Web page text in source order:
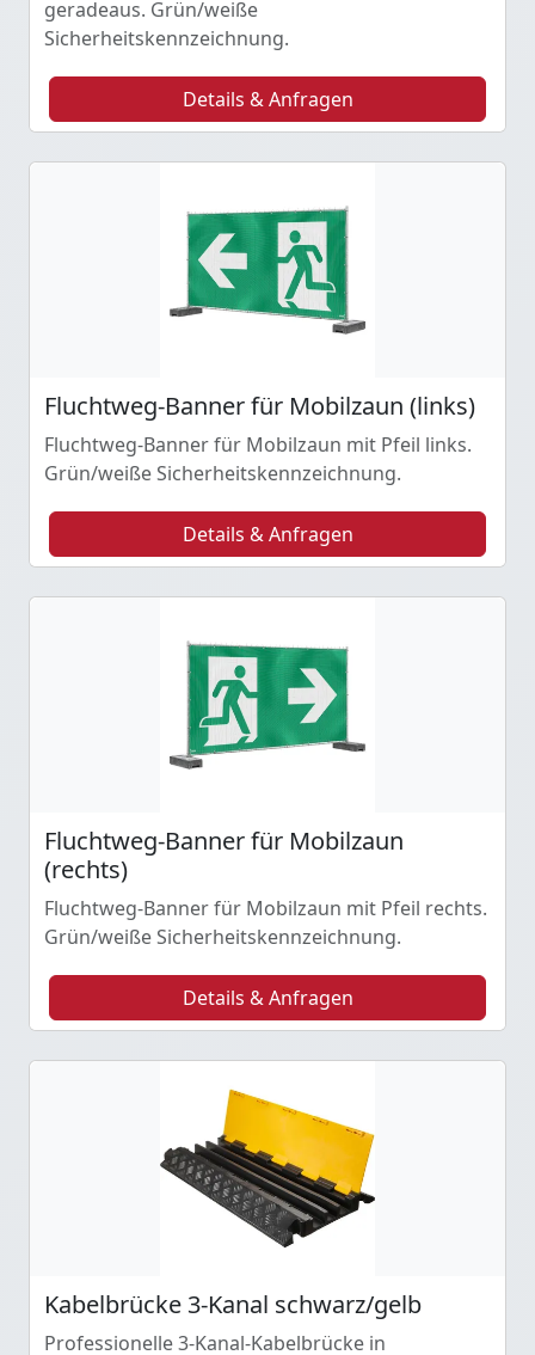
geradeaus. Grün/weiße
Sicherheitskennzeichnung.
Details & Anfragen
Fluchtweg-Banner für Mobilzaun (links)
Fluchtweg-Banner für Mobilzaun mit Pfeil links.
Grün/weiße Sicherheitskennzeichnung.
Details & Anfragen
Fluchtweg-Banner für Mobilzaun
(rechts)
Fluchtweg-Banner für Mobilzaun mit Pfeil rechts.
Grün/weiße Sicherheitskennzeichnung.
Details & Anfragen
Kabelbrücke 3-Kanal schwarz/gelb
Professionelle 3-Kanal-Kabelbrücke in